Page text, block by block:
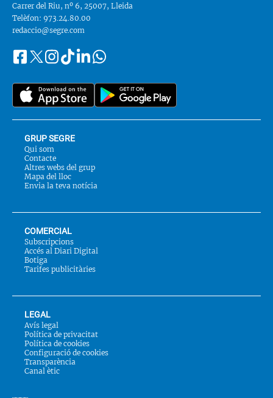
Carrer del Riu, nº 6, 25007, Lleida
Telèfon: 973.24.80.00
redaccio@segre.com
Segueix-
a::
FacebookInstagram
TiktokLinkedinWhatsapp
GRUP SEGRE
Qui som
Contacte
Altres webs del grup
Mapa del lloc
Envia la teva notícia
COMERCIAL
Subscripcions
Accés al Diari Digital
Botiga
Tarifes publicitàries
LEGAL
Avís legal
Política de privacitat
Política de cookies
Configuració de cookies
Transparència
Canal ètic